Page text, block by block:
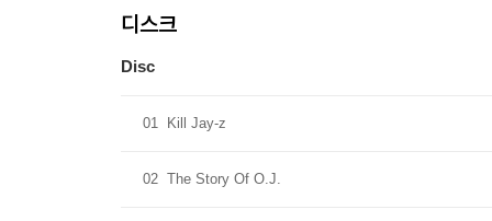
디스크
Disc
01 Kill Jay-z
02 The Story Of O.J.